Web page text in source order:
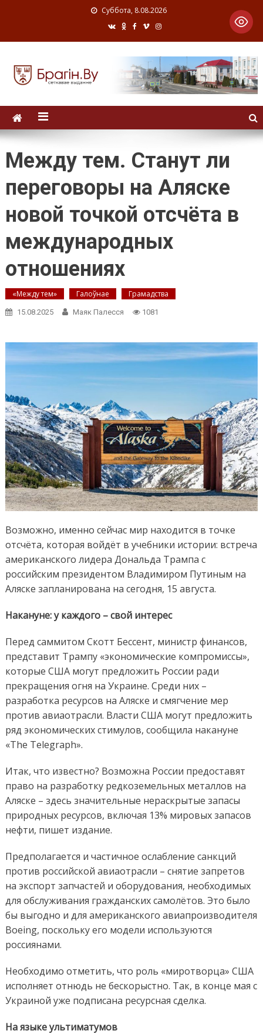
Суббота, 8.08.2026
Между тем. Станут ли
переговоры на Аляске
новой точкой отсчёта в
международных
отношениях
«Между тем» Галоўнае Грамадства
15.08.2025 Маяк Палесся 1081
Возможно, именно сейчас мир находится в точке
отсчёта, которая войдёт в учебники истории: встреча
американского лидера Дональда Трампа с
российским президентом Владимиром Путиным на
Аляске запланирована на сегодня, 15 августа.
Накануне: у каждого – свой интерес
Перед саммитом Скотт Бессент, министр финансов,
представит Трампу «экономические компромиссы»,
которые США могут предложить России ради
прекращения огня на Украине. Среди них –
разработка ресурсов на Аляске и смягчение мер
против авиаотрасли. Власти США могут предложить
ряд экономических стимулов, сообщила накануне
«The Telegraph».
Итак, что известно? Возможна России предоставят
право на разработку редкоземельных металлов на
Аляске – здесь значительные нераскрытые запасы
природных ресурсов, включая 13% мировых запасов
нефти, пишет издание.
Предполагается и частичное ослабление санкций
против российской авиаотрасли – снятие запретов
на экспорт запчастей и оборудования, необходимых
для обслуживания гражданских самолётов. Это было
бы выгодно и для американского авиапроизводителя
Boeing, поскольку его модели используются
россиянами.
Необходимо отметить, что роль «миротворца» США
исполняет отнюдь не бескорыстно. Так, в конце мая с
Украиной уже подписана ресурсная сделка.
На языке ультиматумов